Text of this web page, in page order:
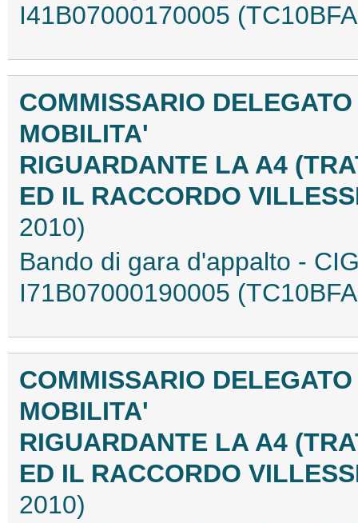
I41B07000170005
COMMISSARIO
MOBILITA'
RIGUARDANTE LA A4
ED IL RACCORDO
2010)
Bando di gara d'appalto -
I71B07000190005
COMMISSARIO
MOBILITA'
RIGUARDANTE LA A4
ED IL RACCORDO
2010)